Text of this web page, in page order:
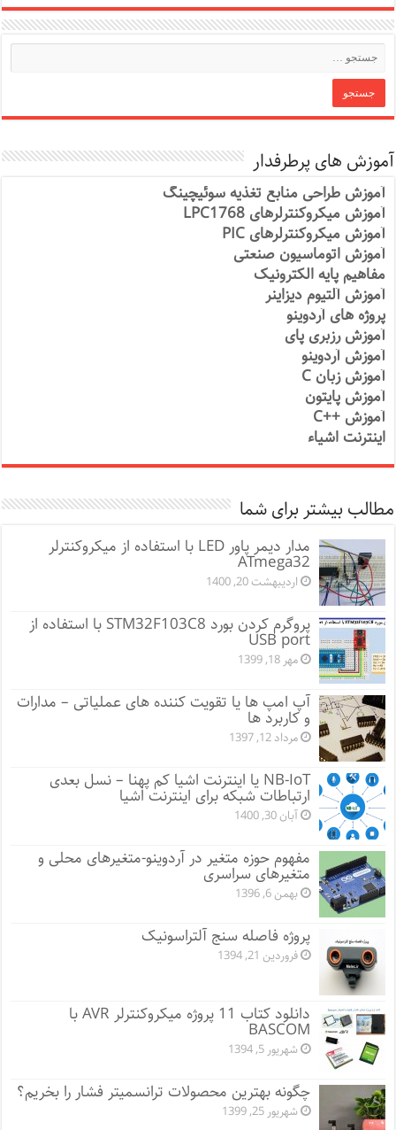
آموزش های پرطرفدار
آموزش طراحی منابع تغذیه سوئیچینگ
آموزش میکروکنترلرهای LPC1768
آموزش میکروکنترلرهای PIC
آموزش اتوماسیون صنعتی
مفاهیم پایه الکترونیک
آموزش آلتیوم دیزاینر
پروژه های آردوینو
آموزش رزبری پای
آموزش آردوینو
آموزش زبان C
آموزش پایتون
آموزش ++C
اینترنت اشیاء
مطالب بیشتر برای شما
مدار دیمر پاور LED با استفاده از میکروکنترلر
ATmega32
اردیبهشت 20, 1400
پروگرم کردن بورد STM32F103C8 با استفاده از
USB port
مهر 18, 1399
آپ امپ ها یا تقویت کننده های عملیاتی – مدارات
و کاربرد ها
مرداد 12, 1397
NB-IoT یا اینترنت اشیا کم پهنا – نسل بعدی
ارتباطات شبکه برای اینترنت اشیا
آبان 30, 1400
مفهوم حوزه متغیر در آردوینو-متغیرهای محلی و
متغیرهای سراسری
بهمن 6, 1396
پروژه فاصله سنج آلتراسونیک
فروردین 21, 1394
دانلود کتاب 11 پروژه میکروکنترلر AVR با
BASCOM
شهریور 5, 1394
چگونه بهترین محصولات ترانسمیتر فشار را بخریم؟
شهریور 25, 1399